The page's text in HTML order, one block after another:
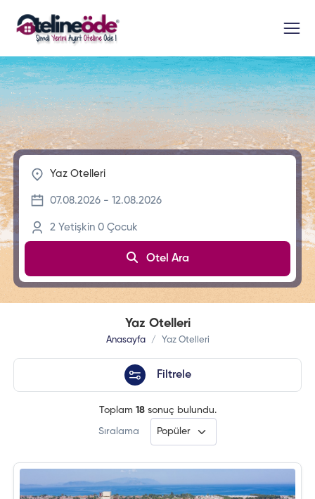
2 Yetişkin0 Çocuk
Otel Ara
Yaz Otelleri
Anasayfa Yaz Otelleri
Filtrele
Toplam 18sonuç bulundu.
Sıralama